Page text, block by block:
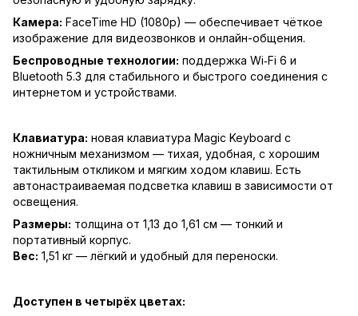
Камера: FaceTime HD (1080p) — обеспечивает чёткое
изображение для видеозвонков и онлайн-общения.
Беспроводные технологии: поддержка Wi‑Fi 6 и
Bluetooth 5.3 для стабильного и быстрого соединения с
интернетом и устройствами.
Клавиатура: новая клавиатура Magic Keyboard с
ножничным механизмом — тихая, удобная, с хорошим
тактильным откликом и мягким ходом клавиш. Есть
автонастраиваемая подсветка клавиш в зависимости от
освещения.
Размеры: толщина от 1,13 до 1,61 см — тонкий и
портативный корпус.
Вес: 1,51 кг — лёгкий и удобный для переноски.
Доступен в четырёх цветах: